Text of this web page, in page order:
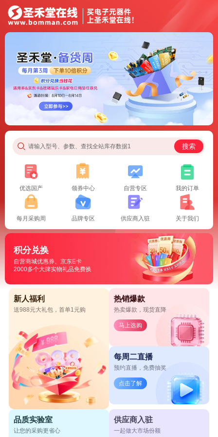
请输入型号、参数、查找全站库存数据1 搜索
优选国产 领券中心 自营专区 我的订单
每月采购周 品牌专区 供应商入驻 关于我们
积分兑换
自营商城优惠券、京东E卡
2000多个大牌实物礼品免费换
新人福利
送988元大礼包，首单1元购
热销爆款
热卖爆款，现货直降
马上选购
每周二直播
预约直播，免费抽奖
点击了解
品质实验室
让您的采购更省心
供应商入驻
一起做大市场份额